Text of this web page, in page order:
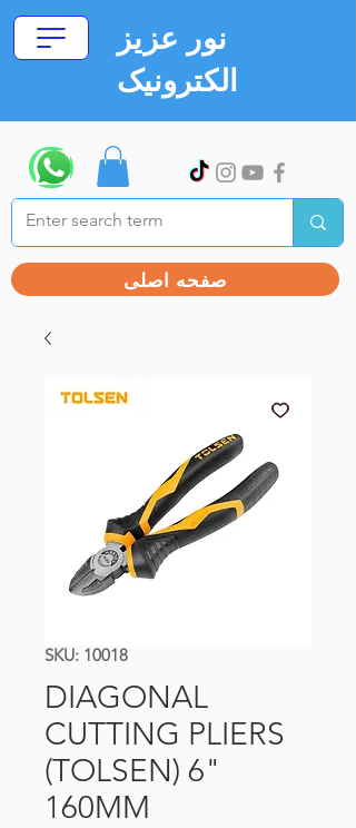
نور عزیز
الکترونیک
صفحه اصلی
SKU: 10018
DIAGONAL
CUTTING PLIERS
(TOLSEN) 6"
160MM